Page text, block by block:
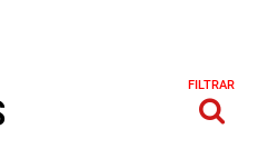
FILTRAR